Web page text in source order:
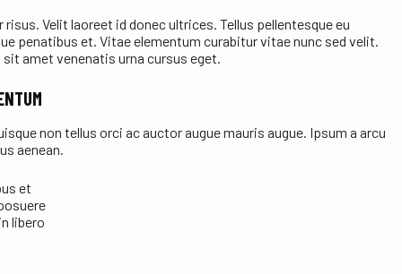
Velit laoreet id donec ultrices. Tellus pellentesque eu
penatibus et. Vitae elementum curabitur vitae nunc sed velit.
amet venenatis urna cursus eget.
non tellus orci ac auctor augue mauris augue. Ipsum a arcu
aenean.
et
libero